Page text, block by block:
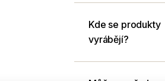
Kde se produkty
vyrábějí?